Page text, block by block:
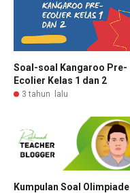
Soal-soal Kangaroo Pre-
Ecolier Kelas 1 dan 2
3 tahun lalu
Kumpulan Soal Olimpiade